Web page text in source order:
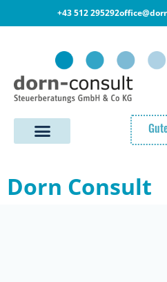
+43 512 295292
Dorn Consult